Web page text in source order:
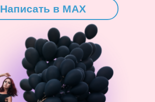
Написать в MAX